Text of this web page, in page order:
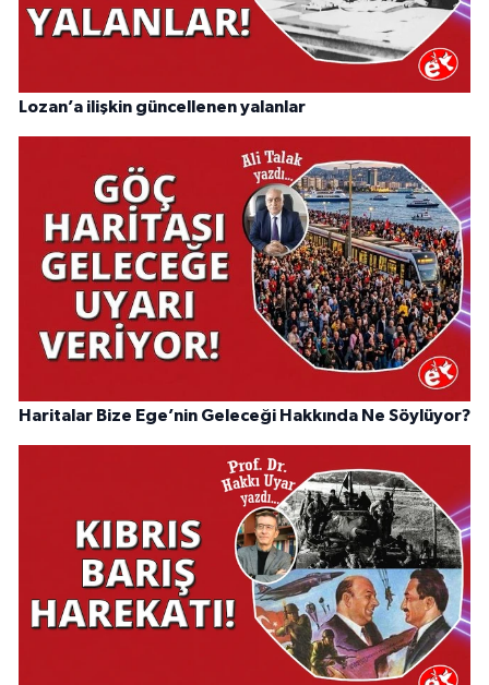
Lozan’a ilişkin güncellenen yalanlar
Haritalar Bize Ege’nin Geleceği Hakkında Ne Söylüyor?